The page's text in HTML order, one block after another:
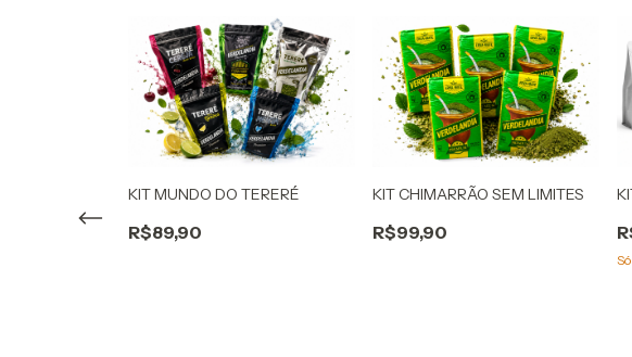
KIT MUNDO DO TERERÉ
R$89,90
KIT CHIMARRÃO SEM LIMITES
R$99,90